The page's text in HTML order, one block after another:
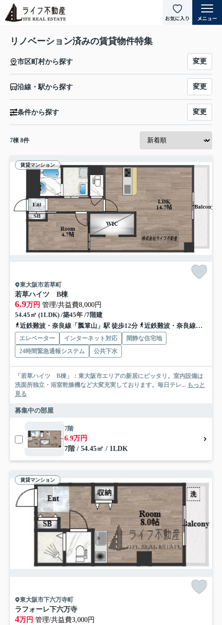
リノベーション済みの賃貸物件特集
市区町村から探す 変更
沿線・駅から探す 変更
条件から探す 変更
7棟 8件
賃貸マンション
東大阪市若草町
若草ハイツ B棟
6.9万円 管理/共益費8,000円
54.45㎡ (1LDK) /築45年 /7階建
近鉄難波・奈良線「瓢箪山」駅 徒歩12分
近鉄難波・奈良線「東花園」駅 徒歩17分
エレベーター インターネット対応
閑静な住宅地
24時間緊急通報システム
公共下水
「若草ハイツ B棟」：東大阪市エリアの新居にピッタリ。室内設備は
洗面所独立・浴室乾燥機など大変充実しております。毎日テレ... もっと
見る
募集中の部屋
7階
6.9万円
7階 / 54.45㎡ / 1LDK
賃貸マンション
東大阪市下六万寺町
ラフォーレ下六万寺
4万円 管理/共益費3,000円